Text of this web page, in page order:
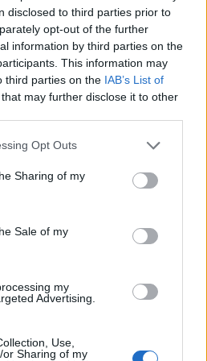
disclosed to third parties prior to
opt-out of the further
information by third parties on the
This information may
third parties on the IAB’s List of
that may further disclose it to other
Opt Outs
Sharing of my
Sale of my
my
Advertising.
Use,
Sharing of my
il primo requisito.Oggi le
alla federazione-
Duodo - e, sia
commercialmente,
drenando risorse che
movimento e sul rugby
. Padova, Roma, Milano,
non so dire oggi dove
nella prossima stagione,
Ma una cosa la
26 la franchigia dovrà
anche se gli effetti
federale li avremo solo dal
sono aperte, il tempo